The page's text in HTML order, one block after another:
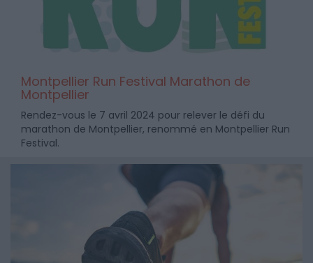
Montpellier Run Festival Marathon de
Montpellier
Rendez-vous le 7 avril 2024 pour relever le défi du
marathon de Montpellier, renommé en Montpellier Run
Festival.